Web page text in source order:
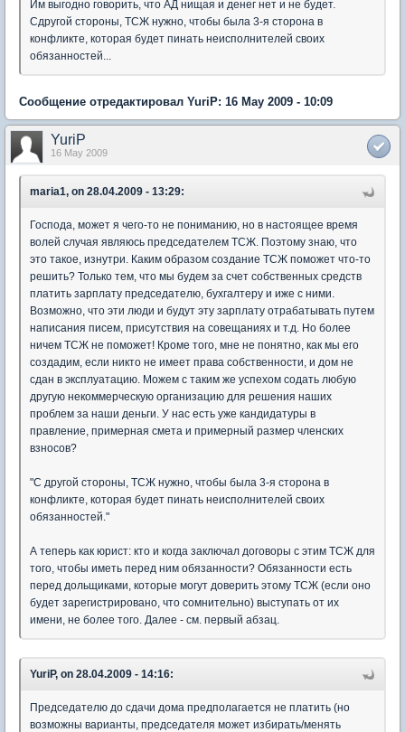
Им выгодно говорить, что АД нищая и денег нет и не будет.
Сдругой стороны, ТСЖ нужно, чтобы была 3-я сторона в
конфликте, которая будет пинать неисполнителей своих
обязанностей...
Сообщение отредактировал YuriP: 16 May 2009 - 10:09
YuriP
16 May 2009
maria1, on 28.04.2009 - 13:29:
Господа, может я чего-то не пониманию, но в настоящее время
волей случая являюсь председателем ТСЖ. Поэтому знаю, что
это такое, изнутри. Каким образом создание ТСЖ поможет что-то
решить? Только тем, что мы будем за счет собственных средств
платить зарплату председателю, бухгалтеру и иже с ними.
Возможно, что эти люди и будут эту зарплату отрабатывать путем
написания писем, присутствия на совещаниях и т.д. Но более
ничем ТСЖ не поможет! Кроме того, мне не понятно, как мы его
создадим, если никто не имеет права собственности, и дом не
сдан в эксплуатацию. Можем с таким же успехом содать любую
другую некоммерческую организацию для решения наших
проблем за наши деньги. У нас есть уже кандидатуры в
правление, примерная смета и примерный размер членских
взносов?
"С другой стороны, ТСЖ нужно, чтобы была 3-я сторона в
конфликте, которая будет пинать неисполнителей своих
обязанностей."
А теперь как юрист: кто и когда заключал договоры с этим ТСЖ для
того, чтобы иметь перед ним обязанности? Обязанности есть
перед дольщиками, которые могут доверить этому ТСЖ (если оно
будет зарегистрировано, что сомнительно) выступать от их
имени, не более того. Далее - см. первый абзац.
YuriP, on 28.04.2009 - 14:16:
Председателю до сдачи дома предполагается не платить (но
возможны варианты, председателя может избирать/менять